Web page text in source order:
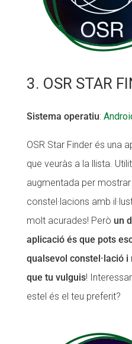
3. OSR STAR
Sistema operatiu:
OSR Star Finder és una
que veuràs a la llista.
augmentada per
constel·lacions amb
molt acurades! Però un
aplicació és que pots
qualsevol constel·lació
que tu vulguis!
estel és el teu preferit?